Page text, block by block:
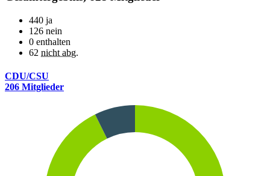
440 ja
126 nein
0 enthalten
62 nicht abg.
CDU/CSU
206 Mitglieder